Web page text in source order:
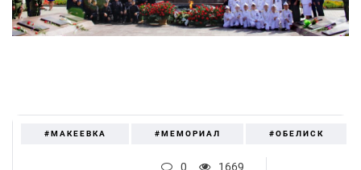
#МАКЕЕВКА #МЕМОРИАЛ #ОБЕЛИСК
0 1669